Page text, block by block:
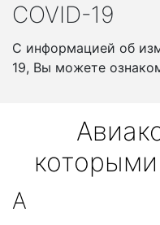
COVID-19
С информацией об
19, Вы можете
A